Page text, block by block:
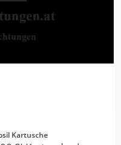
Kartusche